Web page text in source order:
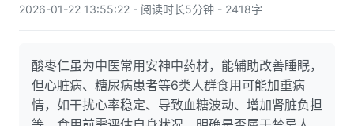
2026-01-22 13:55:22 - 阅读时长5分钟 - 2418字
酸枣仁虽为中医常用安神中药材，能辅助改善睡眠，
但心脏病、糖尿病患者等6类人群食用可能加重病
情，如干扰心率稳定、导致血糖波动、增加肾脏负担